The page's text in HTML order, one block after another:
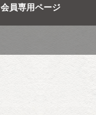
会員専用ページ